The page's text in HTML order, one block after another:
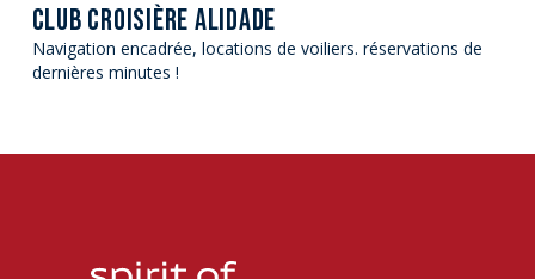
CLUB CROISIÈRE ALIDADE
Navigation encadrée, locations de voiliers. réservations de
dernières minutes !